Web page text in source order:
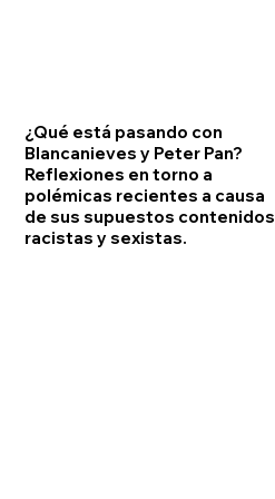
¿Qué está pasando con
Blancanieves y Peter Pan?
Reflexiones en torno a
polémicas recientes a causa
de sus supuestos contenidos
racistas y sexistas.